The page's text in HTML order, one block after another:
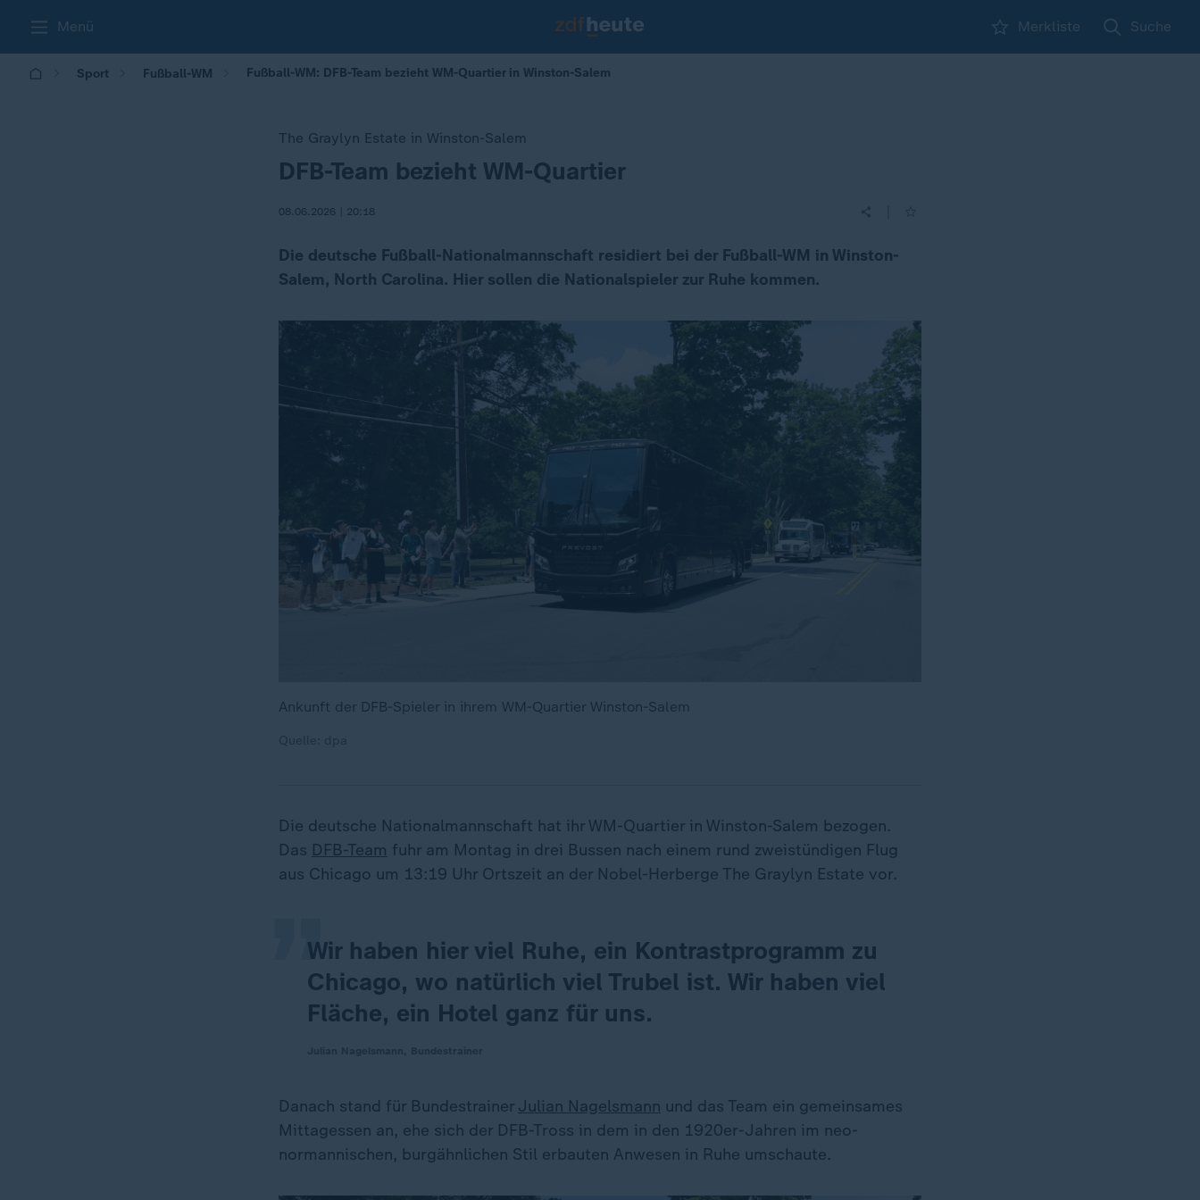
Menü Merkliste Suche
Sport Fußball-WM Fußball-WM: DFB-Team bezieht WM-Quartier in Winston-Salem
The Graylyn Estate in Winston-Salem
:DFB-Team bezieht WM-Quartier
08.06.2026 | 20:18
Die deutsche Fußball-Nationalmannschaft residiert bei der Fußball-WM in Winston-
Salem, North Carolina. Hier sollen die Nationalspieler zur Ruhe kommen.
Ankunft der DFB-Spieler in ihrem WM-Quartier Winston-Salem
Die deutsche Nationalmannschaft hat ihr WM-Quartier in Winston-Salem bezogen.
Das DFB-Team fuhr am Montag in drei Bussen nach einem rund zweistündigen Flug
aus Chicago um 13:19 Uhr Ortszeit an der Nobel-Herberge The Graylyn Estate vor.
Wir haben hier viel Ruhe, ein Kontrastprogramm zu
Chicago, wo natürlich viel Trubel ist. Wir haben viel
Fläche, ein Hotel ganz für uns.
„
Danach stand für Bundestrainer Julian Nagelsmann und das Team ein gemeinsames
Mittagessen an, ehe sich der DFB-Tross in dem in den 1920er-Jahren im neo-
normannischen, burgähnlichen Stil erbauten Anwesen in Ruhe umschaute.